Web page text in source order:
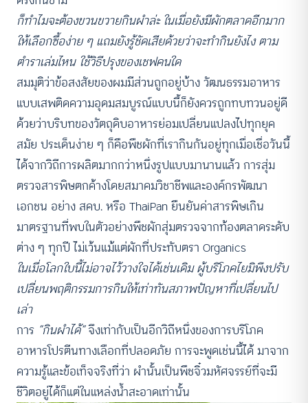
ก็ทำไมจะต้องขวนขวายกินผำล่ะ ในเมื่อยังมีผักตลาดอีกมาก
ให้เลือกซื้อง่าย ๆ แถมยังรู้ชัดเสียด้วยว่าจะทำกินยังไง ตาม
ตำราเล่มไหน ใช้วิธีปรุงของเชฟคนใด
สมมุติว่าข้อสงสัยของผมมีส่วนถูกอยู่บ้าง วัฒนธรรมอาหาร
แบบเสพติดความอุดมสมบูรณ์แบบนี้ก็ยังควรถูกทบทวนอยู่ดี
ด้วยว่าบริบทของวัตถุดิบอาหารย่อมเปลี่ยนแปลงไปทุกยุค
สมัย ประเด็นง่าย ๆ ก็คือพืชผักที่เรากินกันอยู่ทุกเมื่อเชื่อวันนี้
ได้จากวิถีการผลิตมากกว่าหนึ่งรูปแบบมานานแล้ว การสุ่ม
ตรวจสารพิษตกค้างโดยสมาคมวิชาชีพและองค์กรพัฒนา
เอกชน อย่าง สคบ. หรือ ThaiPan ยืนยันค่าสารพิษเกิน
มาตรฐานที่พบในตัวอย่างพืชผักสุ่มตรวจจากท้องตลาดระดับ
ต่าง ๆ ทุกปี ไม่เว้นแม้แต่ผักที่ประทับตรา Organics
ในเมื่อโลกใบนี้ไม่อาจไว้วางใจได้เช่นเดิม ผู้บริโภคไยมิพึงปรับ
เปลี่ยนพฤติกรรมการกินให้เท่าทันสภาพปัญหาที่เปลี่ยนไป
เล่า
การ “กินผำได้”จึงเท่ากับเป็นอีกวิถีหนึ่งของการบริโภค
อาหารโปรตีนทางเลือกที่ปลอดภัย การจะพูดเช่นนี้ได้ มาจาก
ความรู้และข้อเท็จจริงที่ว่า ผำนั้นเป็นพืชจิ๋วมหัศจรรย์ที่จะมี
ชีวิตอยู่ได้ก็แต่ในแหล่งน้ำสะอาดเท่านั้น